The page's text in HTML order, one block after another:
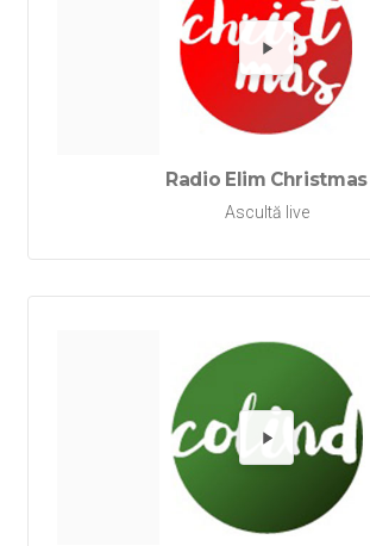
Radio Elim Christmas
Ascultă live